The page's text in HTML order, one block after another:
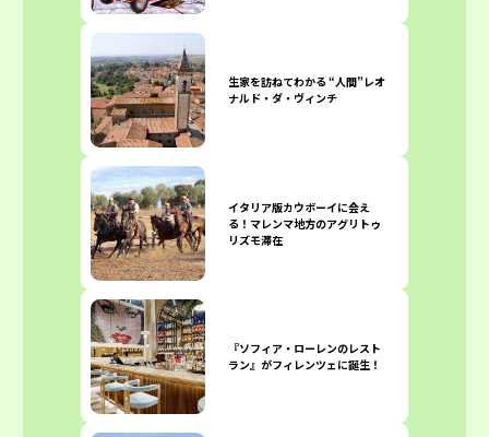
生家を訪ねてわかる “人間”レオ
ナルド・ダ・ヴィンチ
イタリア版カウボーイに会え
る！マレンマ地方のアグリトゥ
リズモ滞在
『ソフィア・ローレンのレスト
ラン』がフィレンツェに誕生！